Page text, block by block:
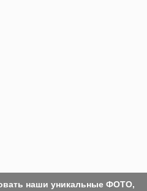
наши уникальные ФОТО,